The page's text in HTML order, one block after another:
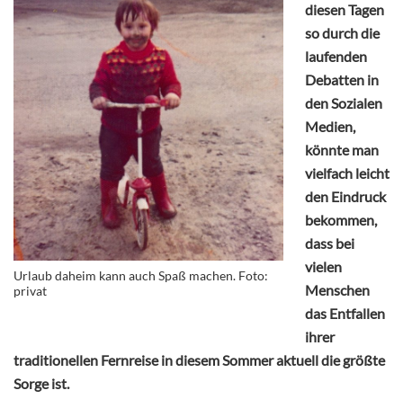
Urlaub daheim kann auch Spaß machen. Foto:
privat
diesen Tagen
so durch die
laufenden
Debatten in
den Sozialen
Medien,
könnte man
vielfach leicht
den Eindruck
bekommen,
dass bei
vielen
Menschen
das Entfallen
ihrer
traditionellen Fernreise in diesem Sommer aktuell die größte
Sorge ist.